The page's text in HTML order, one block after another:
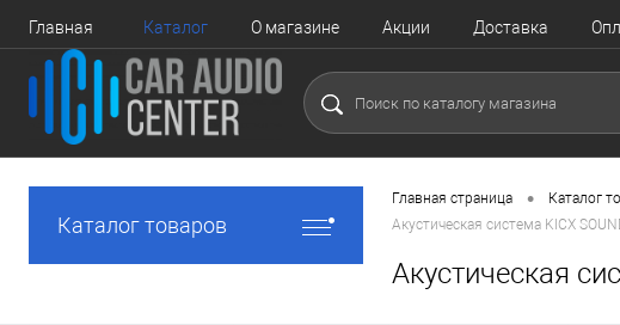
Главная Каталог О магазине Акции Доставка
Каталог товаров
Главная страница • Каталог
Акустическая система KICX
Акустическая